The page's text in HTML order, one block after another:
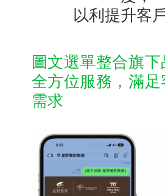
以利提升客
圖文選單整合旗
全方位服務，滿
需求